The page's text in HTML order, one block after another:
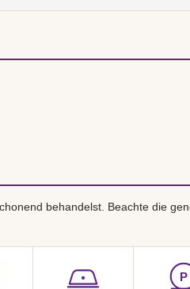
behandelst. Beachte die
P